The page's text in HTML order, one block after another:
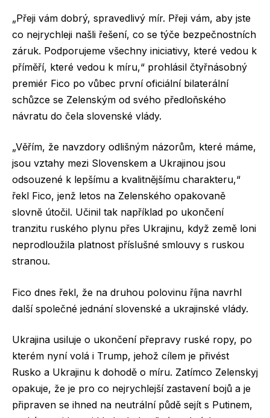
„Přeji vám dobrý, spravedlivý mír. Přeji vám, aby jste
co nejrychleji našli řešení, co se týče bezpečnostních
záruk. Podporujeme všechny iniciativy, které vedou k
příměří, které vedou k míru,“ prohlásil čtyřnásobný
premiér Fico po vůbec první oficiální bilaterální
schůzce se Zelenským od svého předloňského
návratu do čela slovenské vlády.
„Věřím, že navzdory odlišným názorům, které máme,
jsou vztahy mezi Slovenskem a Ukrajinou jsou
odsouzené k lepšímu a kvalitnějšímu charakteru,“
řekl Fico, jenž letos na Zelenského opakovaně
slovně útočil. Učinil tak například po ukončení
tranzitu ruského plynu přes Ukrajinu, když země loni
neprodloužila platnost příslušné smlouvy s ruskou
stranou.
Fico dnes řekl, že na druhou polovinu října navrhl
další společné jednání slovenské a ukrajinské vlády.
Ukrajina usiluje o ukončení přepravy ruské ropy, po
kterém nyní volá i Trump, jehož cílem je přivést
Rusko a Ukrajinu k dohodě o míru. Zatímco Zelenskyj
opakuje, že je pro co nejrychlejší zastavení bojů a je
připraven se ihned na neutrální půdě sejít s Putinem,